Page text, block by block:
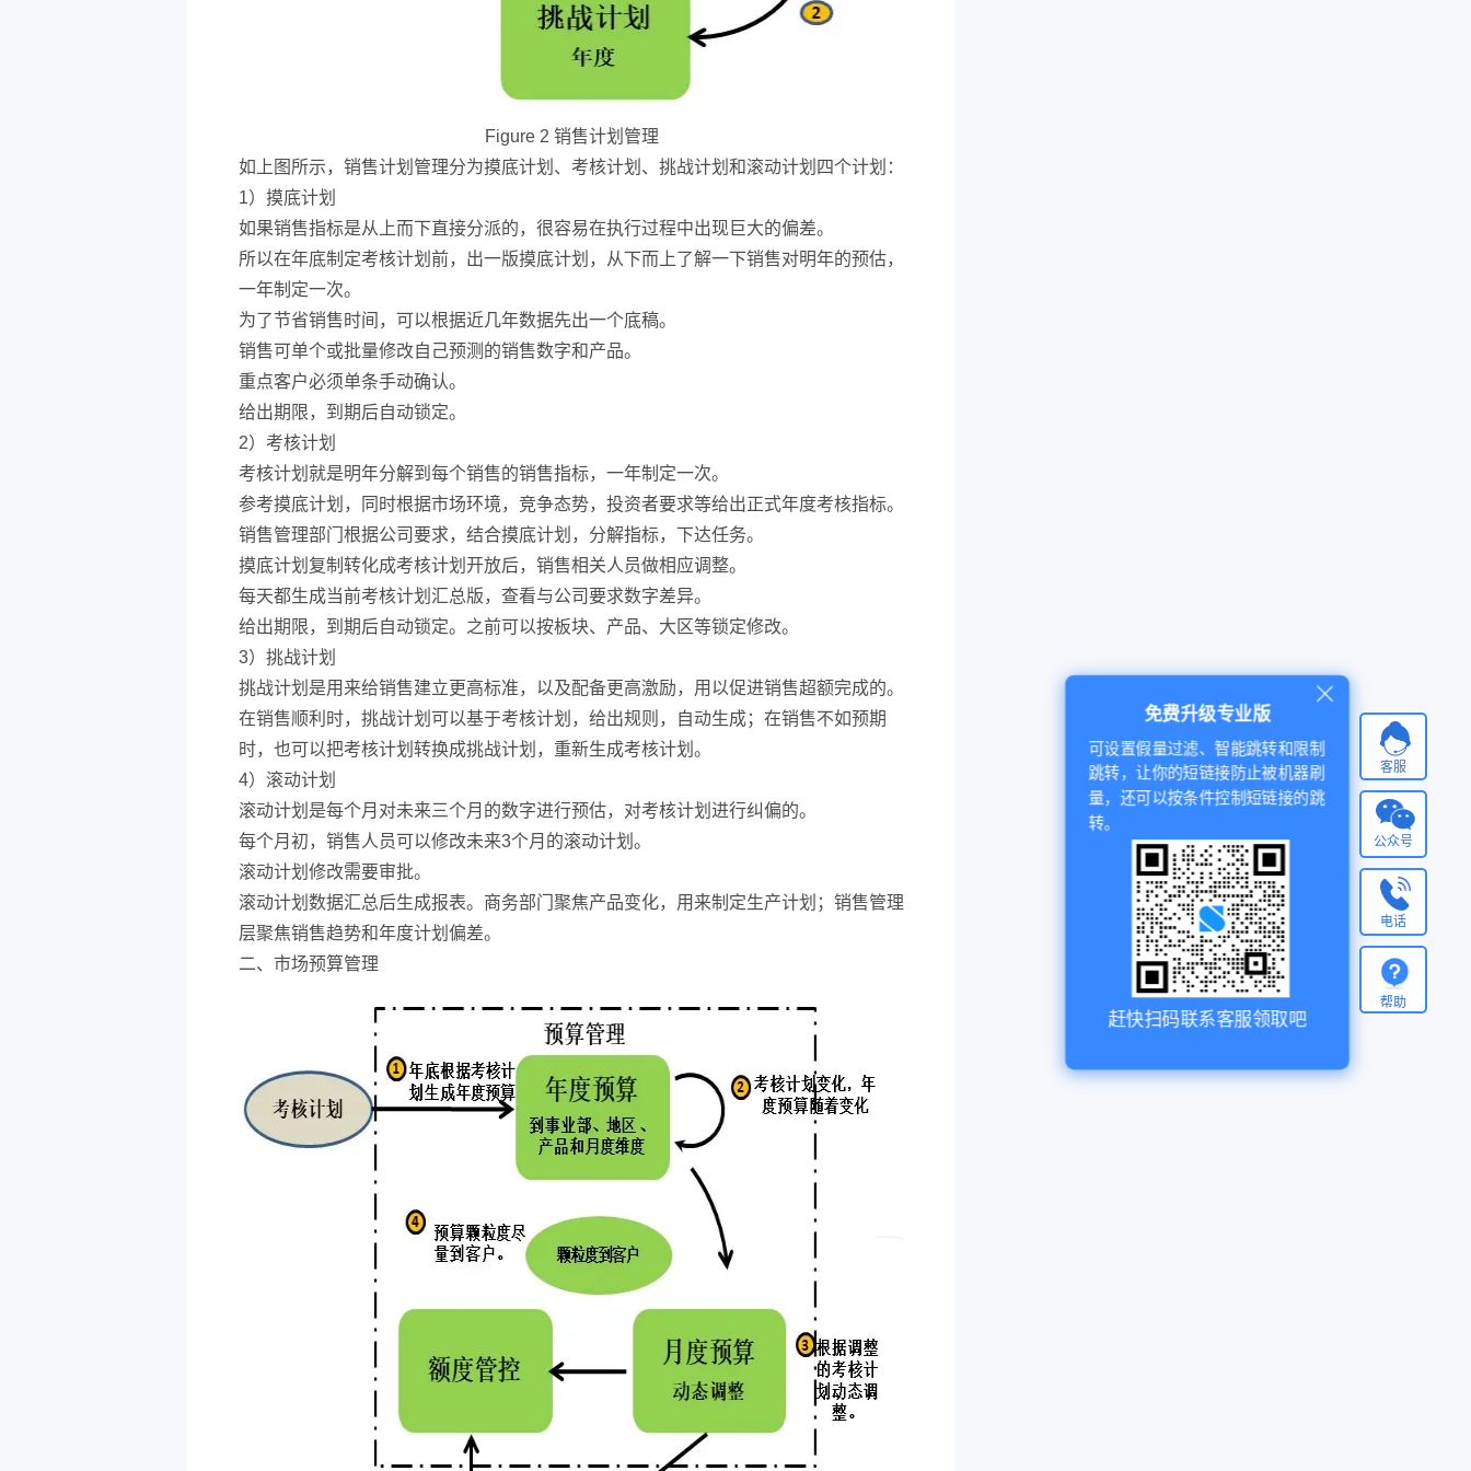
Figure 2 销售计划管理
如上图所示，销售计划管理分为摸底计划、考核计划、挑战计划和滚动计划四个计划：
1）摸底计划
如果销售指标是从上而下直接分派的，很容易在执行过程中出现巨大的偏差。
所以在年底制定考核计划前，出一版摸底计划，从下而上了解一下销售对明年的预估，
一年制定一次。
为了节省销售时间，可以根据近几年数据先出一个底稿。
销售可单个或批量修改自己预测的销售数字和产品。
重点客户必须单条手动确认。
给出期限，到期后自动锁定。
2）考核计划
考核计划就是明年分解到每个销售的销售指标，一年制定一次。
参考摸底计划，同时根据市场环境，竞争态势，投资者要求等给出正式年度考核指标。
销售管理部门根据公司要求，结合摸底计划，分解指标，下达任务。
摸底计划复制转化成考核计划开放后，销售相关人员做相应调整。
每天都生成当前考核计划汇总版，查看与公司要求数字差异。
给出期限，到期后自动锁定。之前可以按板块、产品、大区等锁定修改。
3）挑战计划
挑战计划是用来给销售建立更高标准，以及配备更高激励，用以促进销售超额完成的。
在销售顺利时，挑战计划可以基于考核计划，给出规则，自动生成；在销售不如预期
时，也可以把考核计划转换成挑战计划，重新生成考核计划。
4）滚动计划
滚动计划是每个月对未来三个月的数字进行预估，对考核计划进行纠偏的​。
每个月初，销售人员可以修改未来3个月的滚动计划。
滚动计划修改需要审批。
滚动计划数据汇总后生成报表。商务部门聚焦产品变化，用来制定生产计划；销售管理
层聚焦销售趋势和年度计划偏差。
二、市场预算管理
客服
免费升级专业版
可设置假量过滤、智能跳转和限制
跳转，让你的短链接防止被机器刷
量，还可以按条件控制短链接的跳
转。
赶快扫码联系客服领取吧
公众号
电话
帮助